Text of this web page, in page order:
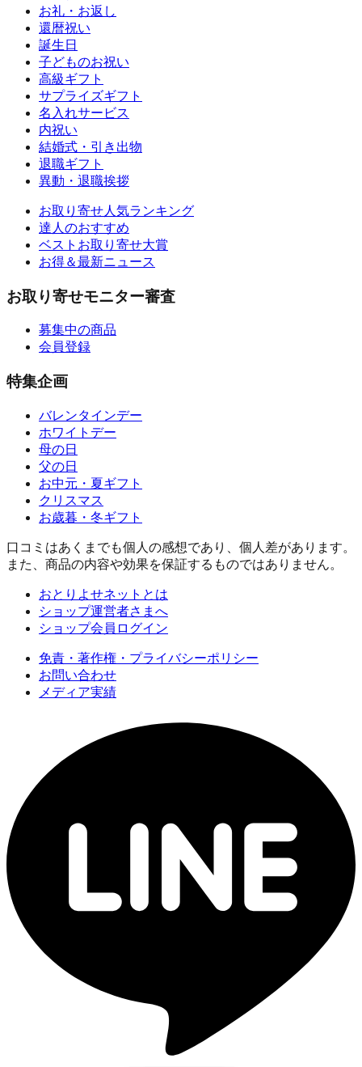
お礼・お返し
還暦祝い
誕生日
子どものお祝い
高級ギフト
サプライズギフト
名入れサービス
内祝い
結婚式・引き出物
退職ギフト
異動・退職挨拶
お取り寄せ人気ランキング
達人のおすすめ
ベストお取り寄せ大賞
お得＆最新ニュース
お取り寄せモニター審査
募集中の商品
会員登録
特集企画
バレンタインデー
ホワイトデー
母の日
父の日
お中元・夏ギフト
クリスマス
お歳暮・冬ギフト
口コミはあくまでも個人の感想であり、個人差があります。
また、商品の内容や効果を保証するものではありません。
おとりよせネットとは
ショップ運営者さまへ
ショップ会員ログイン
免責・著作権・プライバシーポリシー
お問い合わせ
メディア実績